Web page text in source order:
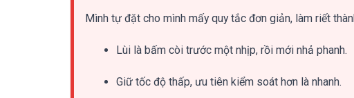
Mình tự đặt cho mình mấy quy tắc đơn giản, làm riết
Lùi là bấm còi trước một nhịp, rồi mới nhả phanh.
Giữ tốc độ thấp, ưu tiên kiểm soát hơn là nhanh.